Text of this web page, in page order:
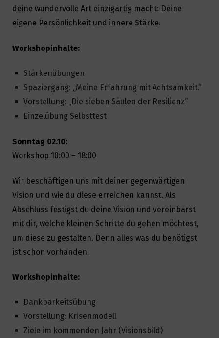
deine wundervolle Art einzigartig macht: Deine
eigene Persönlichkeit und innere Stärke.
Workshopinhalte:
Stärkenübungen
Spaziergang: „Meine Erfahrung mit Achtsamkeit.“
Vorstellung: „Die sieben Säulen der Resilienz“
Einzelübung Selbsttest
Sonntag 02.10:
Workshop 10:00 – 18:00
Wir beschäftigen uns mit deiner gegenwärtigen
Vision und wie du diese erreichen kannst. Als
Abschluss festigst du deine Vision und vereinbarst
mit dir, welche kleinen Schritte du gehen möchtest,
um diese zu gestalten. Denn alles was du benötigst
ist schon vorhanden.
Workshopinhalte:
Dankbarkeitsübung
Vorstellung: Krisenmodell
Ziele im kommenden Jahr (Visionsbild)